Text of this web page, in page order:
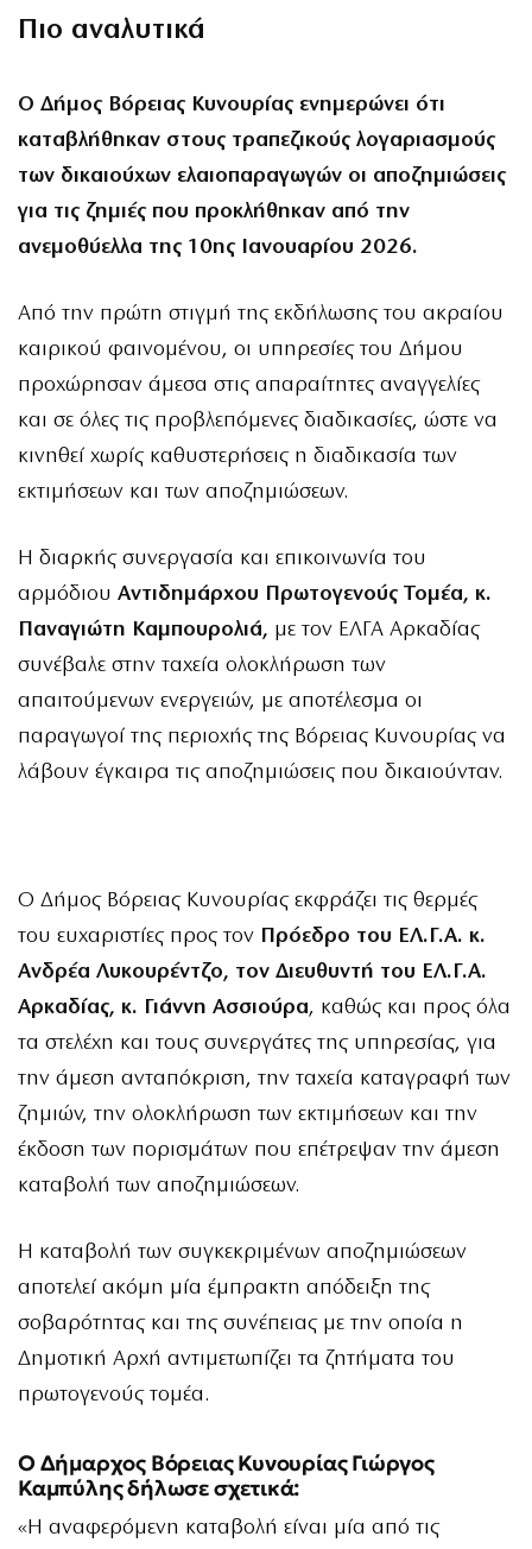
Πιο αναλυτικά
Ο Δήμος Βόρειας Κυνουρίας ενημερώνει ότι
καταβλήθηκαν στους τραπεζικούς λογαριασμούς
των δικαιούχων ελαιοπαραγωγών οι αποζημιώσεις
για τις ζημιές που προκλήθηκαν από την
ανεμοθύελλα της 10ης Ιανουαρίου 2026.
Από την πρώτη στιγμή της εκδήλωσης του ακραίου
καιρικού φαινομένου, οι υπηρεσίες του Δήμου
προχώρησαν άμεσα στις απαραίτητες αναγγελίες
και σε όλες τις προβλεπόμενες διαδικασίες, ώστε να
κινηθεί χωρίς καθυστερήσεις η διαδικασία των
εκτιμήσεων και των αποζημιώσεων.
Η διαρκής συνεργασία και επικοινωνία του
αρμόδιου Αντιδημάρχου Πρωτογενούς Τομέα, κ.
Παναγιώτη Καμπουρολιά, με τον ΕΛΓΑ Αρκαδίας
συνέβαλε στην ταχεία ολοκλήρωση των
απαιτούμενων ενεργειών, με αποτέλεσμα οι
παραγωγοί της περιοχής της Βόρειας Κυνουρίας να
λάβουν έγκαιρα τις αποζημιώσεις που δικαιούνταν.
Ο Δήμος Βόρειας Κυνουρίας εκφράζει τις θερμές
του ευχαριστίες προς τον Πρόεδρο του ΕΛ.Γ.Α. κ.
Ανδρέα Λυκουρέντζο, τον Διευθυντή του ΕΛ.Γ.Α.
Αρκαδίας, κ. Γιάννη Ασσιούρα, καθώς και προς όλα
τα στελέχη και τους συνεργάτες της υπηρεσίας, για
την άμεση ανταπόκριση, την ταχεία καταγραφή των
ζημιών, την ολοκλήρωση των εκτιμήσεων και την
έκδοση των πορισμάτων που επέτρεψαν την άμεση
καταβολή των αποζημιώσεων.
Η καταβολή των συγκεκριμένων αποζημιώσεων
αποτελεί ακόμη μία έμπρακτη απόδειξη της
σοβαρότητας και της συνέπειας με την οποία η
Δημοτική Αρχή αντιμετωπίζει τα ζητήματα του
πρωτογενούς τομέα.
Ο Δήμαρχος Βόρειας Κυνουρίας Γιώργος
Καμπύλης δήλωσε σχετικά:
«Η αναφερόμενη καταβολή είναι μία από τις